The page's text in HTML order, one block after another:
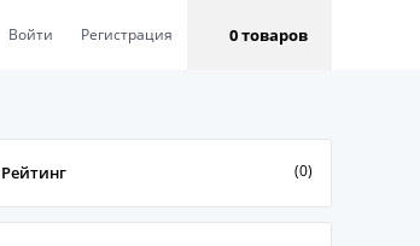
Войти Регистрация 0 товаров
Рейтинг (0)